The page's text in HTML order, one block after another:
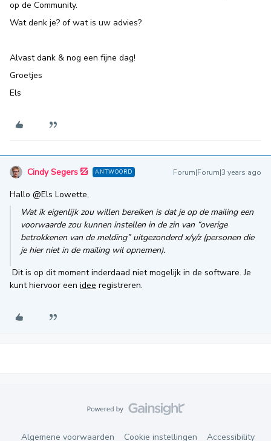
op de Community.
Wat denk je? of wat is uw advies?
Alvast dank & nog een fijne dag!
Groetjes
Els
Cindy Segers ANTWOORD Forum|Forum|3 years ago
Hallo @Els Lowette,
Wat ik eigenlijk zou willen bereiken is dat je op de mailing een
voorwaarde zou kunnen instellen in de zin van “overige
betrokkenen van de melding” uitgezonderd x/y/z (personen die
je hier niet in de mailing wil opnemen).
Dit is op dit moment inderdaad niet mogelijk in de software. Je
kunt hiervoor een idee registreren.
Algemene voorwaarden Cookie instellingen Accessibility